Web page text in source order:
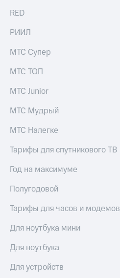
RED
РИИЛ
МТС Супер
МТС ТОП
МТС Junior
МТС Мудрый
МТС Налегке
Тарифы для спутникового ТВ
Год на максимуме
Полугодовой
Тарифы для часов и модемов
Для ноутбука мини
Для ноутбука
Для устройств